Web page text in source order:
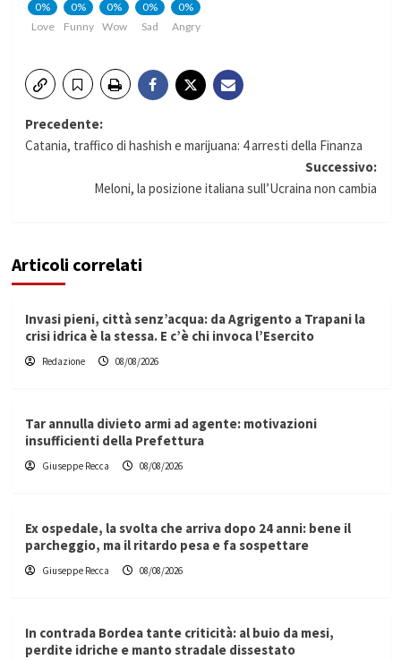
0%
Love
0%
Funny
0%
Wow
0%
Sad
0%
Angry
Navigazione
articolo
Precedente:
Catania, traffico di hashish e marijuana: 4 arresti della Finanza
Successivo:
Meloni, la posizione italiana sull’Ucraina non cambia
Articoli correlati
Invasi pieni, città senz’acqua: da Agrigento a Trapani la
crisi idrica è la stessa. E c’è chi invoca l’Esercito
Redazione 08/08/2026
Tar annulla divieto armi ad agente: motivazioni
insufficienti della Prefettura
Giuseppe Recca 08/08/2026
Ex ospedale, la svolta che arriva dopo 24 anni: bene il
parcheggio, ma il ritardo pesa e fa sospettare
Giuseppe Recca 08/08/2026
In contrada Bordea tante criticità: al buio da mesi,
perdite idriche e manto stradale dissestato